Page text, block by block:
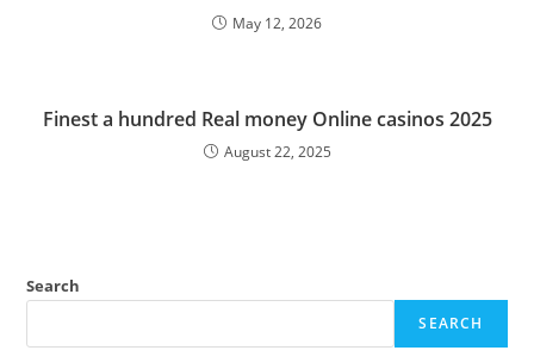
May 12, 2026
Finest a hundred Real money Online casinos 2025
August 22, 2025
Search
SEARCH